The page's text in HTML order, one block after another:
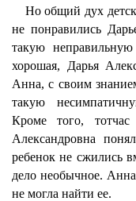
Но общий дух
не понравились
такую
хорошая, Дарья
Анна, с своим
такую
Кроме того,
Александровна
ребенок не сжились
дело необычное. Анна
не могла найти ее.